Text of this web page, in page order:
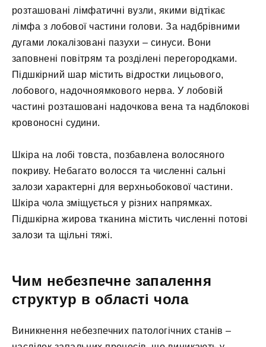
розташовані лімфатичні вузли, якими відтікає
лімфа з лобової частини голови. За надбрівними
дугами локалізовані пазухи – синуси. Вони
заповнені повітрям та розділені перегородками.
Підшкірний шар містить відростки лицьового,
лобового, надочноямкового нерва. У лобовій
частині розташовані надочкова вена та надблокові
кровоносні судини.
Шкіра на лобі товста, позбавлена волосяного
покриву. Небагато волосся та численні сальні
залози характерні для верхньобокової частини.
Шкіра чола зміщується у різних напрямках.
Підшкірна жирова тканина містить численні потові
залози та щільні тяжі.
Чим небезпечне запалення
структур в області чола
Виникнення небезпечних патологічних станів –